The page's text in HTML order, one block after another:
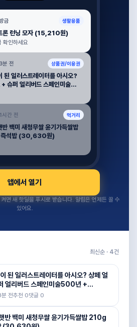
금 생활용품
론 런닝 모자 (15,210원)
확인하세요
분 전 상품권/이용권
된 일러스트레이터를 아시오?
슈퍼 얼리버드 스페인미술
원)
1시간 전 먹거리
백미 새청무쌀 윤기가득쌀밥
석밥 (30,630원)
앱에서 열기
면 새 핫딜을 푸시로 받습니다. 알림은 언제든 끌 수
있어요.
최신순 · 4건
된 일러스트레이터를 아시오? 상페 얼
얼리버드 스페인미술500년 +
전추천 0댓글 0
반 백미 새청무쌀 윤기가득쌀밥 210g